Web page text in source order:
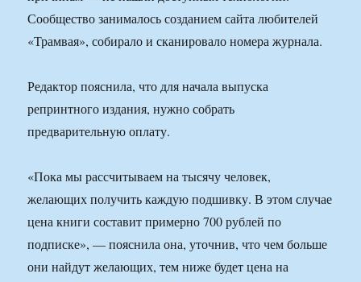
Сообщество занималось созданием сайта любителей
«Трамвая», собирало и сканировало номера журнала.
Редактор пояснила, что для начала выпуска
репринтного издания, нужно собрать
предварительную оплату.
«Пока мы рассчитываем на тысячу человек,
желающих получить каждую подшивку. В этом случае
цена книги составит примерно 700 рублей по
подписке», — пояснила она, уточнив, что чем больше
они найдут желающих, тем ниже будет цена на